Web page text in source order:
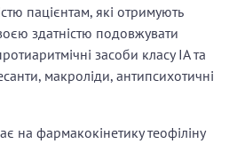
пацієнтам, які отримують
здатністю подовжувати
засоби класу ІА та
макроліди, антипсихотичні
на фармакокінетику теофіліну